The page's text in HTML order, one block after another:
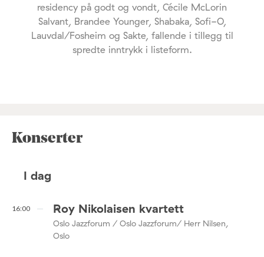
residency på godt og vondt, Cécile McLorin
Salvant, Brandee Younger, Shabaka, Sofi-O,
Lauvdal/Fosheim og Sakte, fallende i tillegg til
spredte inntrykk i listeform.
Konserter
I dag
16:00 Roy Nikolaisen kvartett
Oslo Jazzforum / Oslo Jazzforum/ Herr Nilsen,
Oslo